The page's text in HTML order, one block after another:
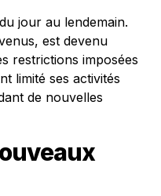
jour au lendemain.
est devenu
restrictions imposées
limité ses activités
de nouvelles